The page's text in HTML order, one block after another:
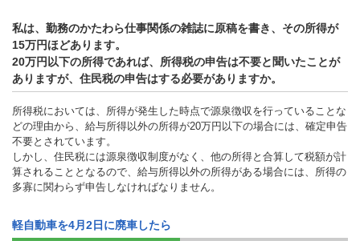
私は、勤務のかたわら仕事関係の雑誌に原稿を書き、その所得が
15万円ほどあります。
20万円以下の所得であれば、所得税の申告は不要と聞いたことが
ありますが、住民税の申告はする必要がありますか。
所得税においては、所得が発生した時点で源泉徴収を行っていることな
どの理由から、給与所得以外の所得が20万円以下の場合には、確定申告
不要とされています。
しかし、住民税には源泉徴収制度がなく、他の所得と合算して税額が計
算されることとなるので、給与所得以外の所得がある場合には、所得の
多寡に関わらず申告しなければなりません。
軽自動車を4月2日に廃車したら